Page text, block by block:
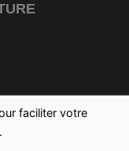
faciliter votre